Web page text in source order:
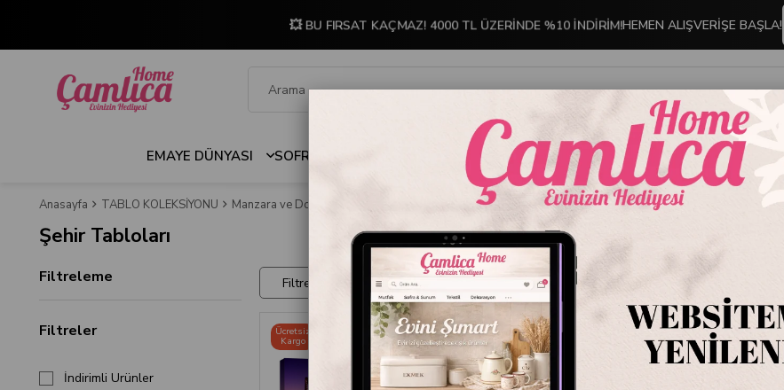
💥 BU FIRSAT KAÇMAZ! 4000 TL ÜZERİNDE %10 İNDİRİM!HEMEN ALIŞVERİŞE BAŞLA!
EMAYE DÜNYASI SOFRA & MUTFAK İNDİRİMLİ ÜRÜNLER DEKORASYON TABLO KOLEKSİYONU
Anasayfa TABLO KOLEKSİYONU Manzara ve Doğa Tabloları
Şehir Tabloları
Filtreleme
Filtreler
İndirimli Ürünler
Filtreler
Ücretsiz
Kargo